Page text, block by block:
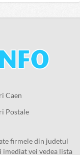
Caen
Postale
imediat vei vedea lista